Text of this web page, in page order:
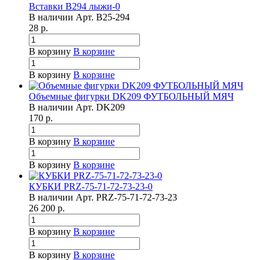
Вставки B294 лыжи-0
В наличии Арт. B25-294
28 р.
В корзину В корзине
В корзину В корзине
Объемные фигурки DK209 ФУТБОЛЬНЫЙ МЯЧ
В наличии Арт. DK209
170 р.
В корзину В корзине
В корзину В корзине
КУБКИ PRZ-75-71-72-73-23-0
В наличии Арт. PRZ-75-71-72-73-23
26 200 р.
В корзину В корзине
В корзину В корзине